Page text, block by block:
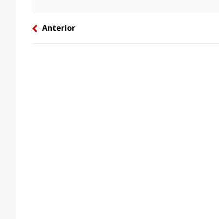
left Anterior